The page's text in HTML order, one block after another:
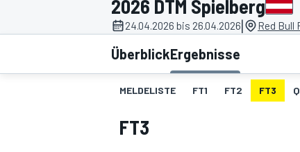
MOTOGP
2026 DTM Spielberg
24.04.2026 bis 26.04.2026| Red Bull
ÜberblickErgebnisse
MELDELISTE FT1 FT2 FT3
FT3